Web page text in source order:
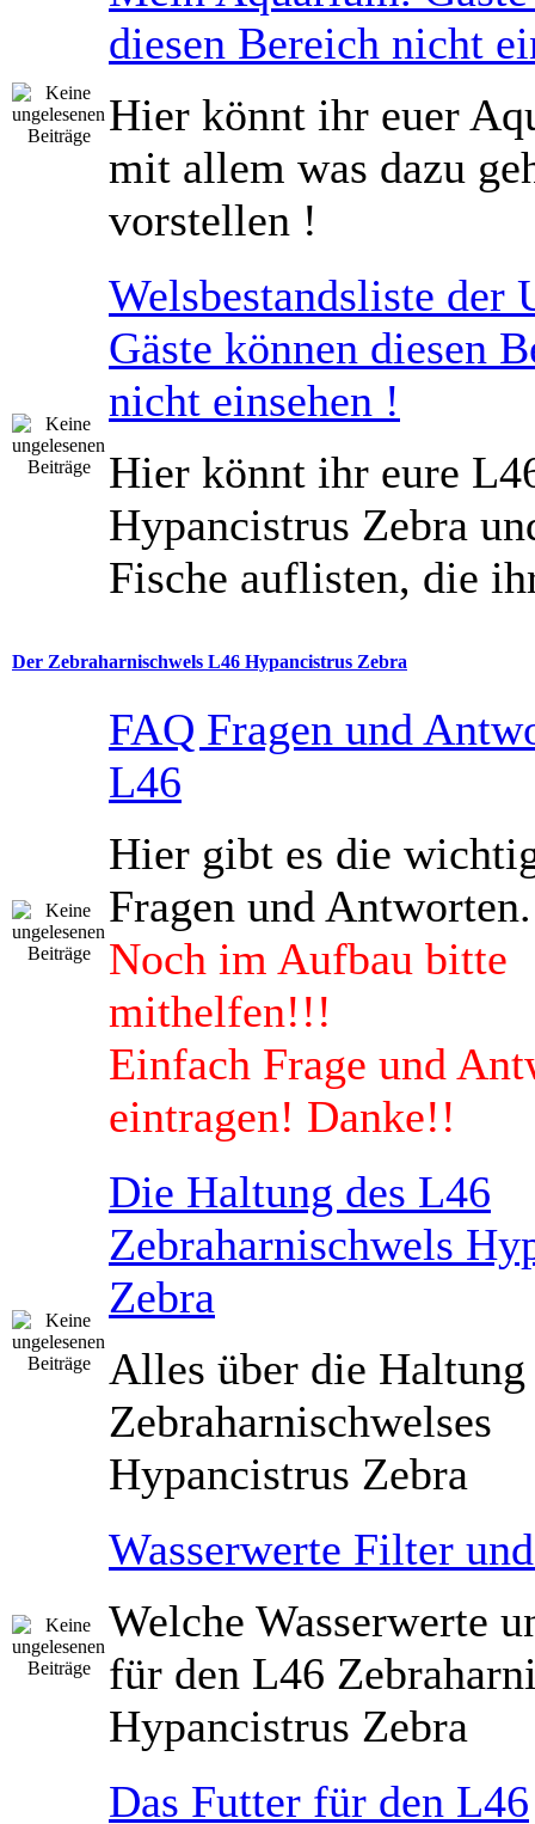
diesen Bereich nicht
Hier könnt ihr euer
mit allem was dazu
vorstellen !
Welsbestandsliste der
Gäste können diesen
nicht einsehen !
Hier könnt ihr eure
Hypancistrus Zebra
Fische auflisten, die
Der Zebraharnischwels L46 Hypancistrus Zebra
FAQ Fragen und
L46
Hier gibt es die
Fragen und Antworten.
Noch im Aufbau bitte
mithelfen!!!
Einfach Frage und
eintragen! Danke!!
Die Haltung des L46
Zebraharnischwels
Zebra
Alles über die Haltung
Zebraharnischwelses
Hypancistrus Zebra
Wasserwerte Filter
Welche Wasserwerte
für den L46
Hypancistrus Zebra
Das Futter für den L46